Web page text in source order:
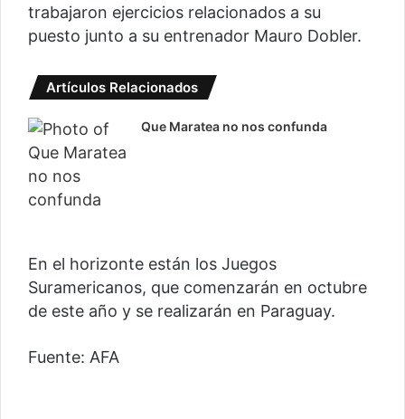
trabajaron ejercicios relacionados a su
puesto junto a su entrenador Mauro Dobler.
Artículos Relacionados
Que Maratea no nos confunda
En el horizonte están los Juegos
Suramericanos, que comenzarán en octubre
de este año y se realizarán en Paraguay.
Fuente: AFA